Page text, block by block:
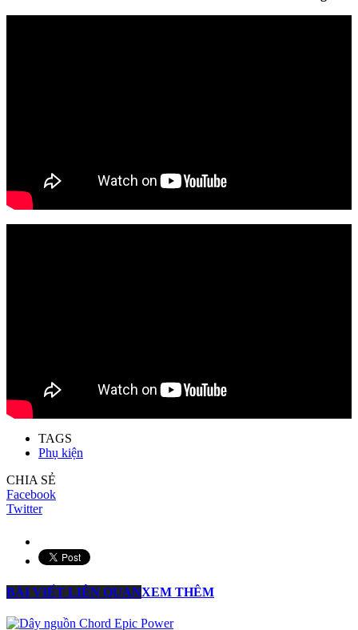
TAGS
Phụ kiện
CHIA SẺ
Facebook
Twitter
BÀI VIẾT LIÊN QUANXEM THÊM